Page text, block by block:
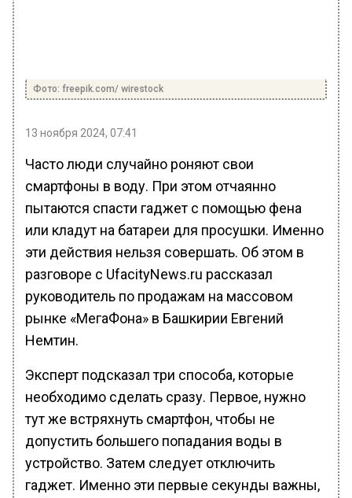
Фото: freepik.com/ wirestock
13 ноября 2024, 07:41
Часто люди случайно роняют свои
смартфоны в воду. При этом отчаянно
пытаются спасти гаджет с помощью фена
или кладут на батареи для просушки. Именно
эти действия нельзя совершать. Об этом в
разговоре с UfacityNews.ru рассказал
руководитель по продажам на массовом
рынке «МегаФона» в Башкирии Евгений
Немтин.
Эксперт подсказал три способа, которые
необходимо сделать сразу. Первое, нужно
тут же встряхнуть смартфон, чтобы не
допустить большего попадания воды в
устройство. Затем следует отключить
гаджет. Именно эти первые секунды важны,